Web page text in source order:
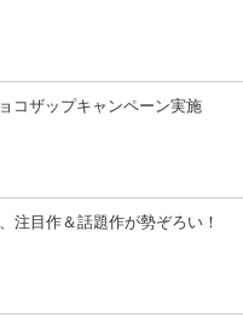
コザップキャンペーン実施
注目作＆話題作が勢ぞろい！